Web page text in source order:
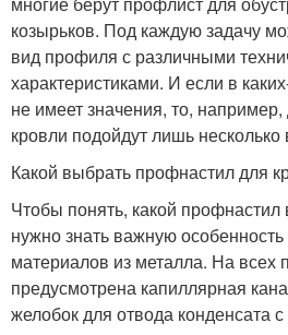
козырьков. Под каждую задачу
вид профиля с различными
характеристиками. И если в
не имеет значения, то, например,
кровли подойдут лишь
Какой выбрать профнастил для
Чтобы понять, какой
нужно знать важную
материалов из металла. На всех
предусмотрена капиллярная
желобок для отвода конденсата